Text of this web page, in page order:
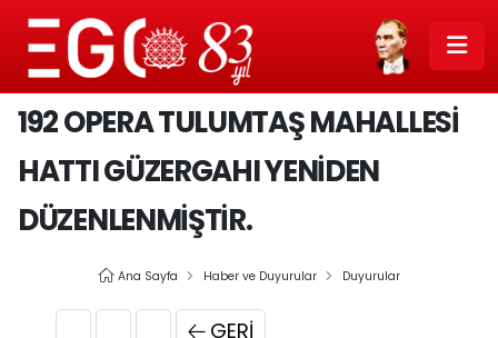
192 OPERA TULUMTAŞ MAHALLESI
HATTI GÜZERGAHI YENIDEN
DÜZENLENMIŞTIR.
Ana Sayfa Haber ve Duyurular Duyurular
GERI